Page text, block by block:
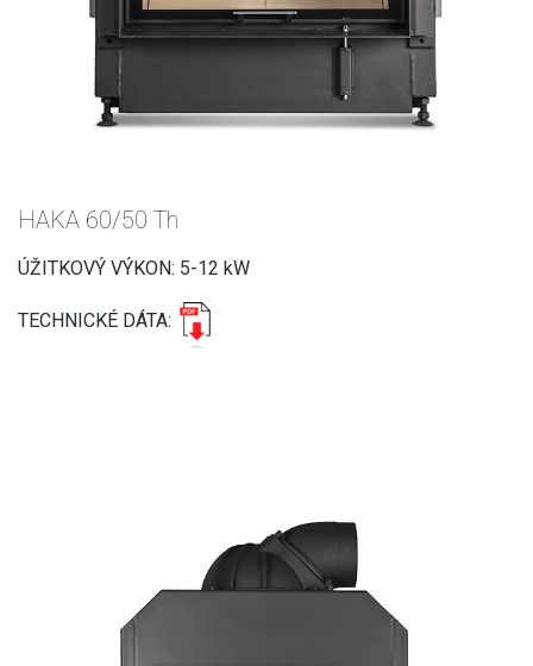
HAKA 60/50 Th
ÚŽITKOVÝ VÝKON: 5-12 kW
TECHNICKÉ DÁTA: